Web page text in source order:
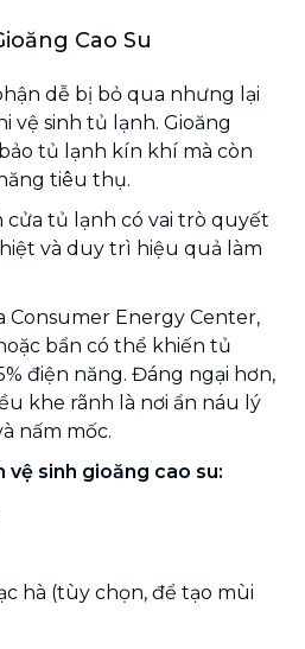
Cao Su
dễ bị bỏ qua nhưng lại
vệ sinh tủ lạnh. Gioăng
tủ lạnh kín khí mà còn
tiêu thụ.
cửa tủ lạnh có vai trò quyết
và duy trì hiệu quả làm
Consumer Energy Center,
bẩn có thể khiến tủ
điện năng. Đáng ngại hơn,
khe rãnh là nơi ẩn náu lý
nấm mốc.
sinh gioăng cao su:
hà (tùy chọn, để tạo mùi